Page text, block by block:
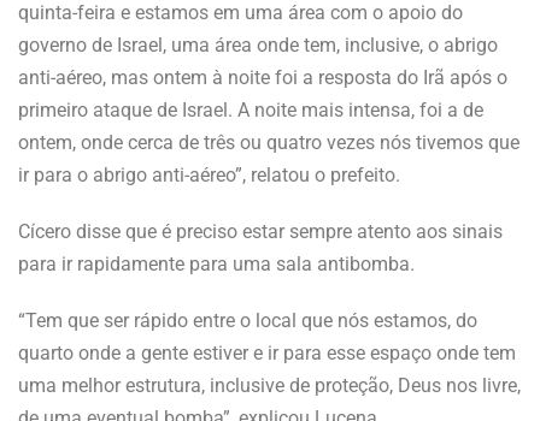
quinta-feira e estamos em uma área com o apoio do
governo de Israel, uma área onde tem, inclusive, o abrigo
anti-aéreo, mas ontem à noite foi a resposta do Irã após o
primeiro ataque de Israel. A noite mais intensa, foi a de
ontem, onde cerca de três ou quatro vezes nós tivemos que
ir para o abrigo anti-aéreo”, relatou o prefeito.
Cícero disse que é preciso estar sempre atento aos sinais
para ir rapidamente para uma sala antibomba.
“Tem que ser rápido entre o local que nós estamos, do
quarto onde a gente estiver e ir para esse espaço onde tem
uma melhor estrutura, inclusive de proteção, Deus nos livre,